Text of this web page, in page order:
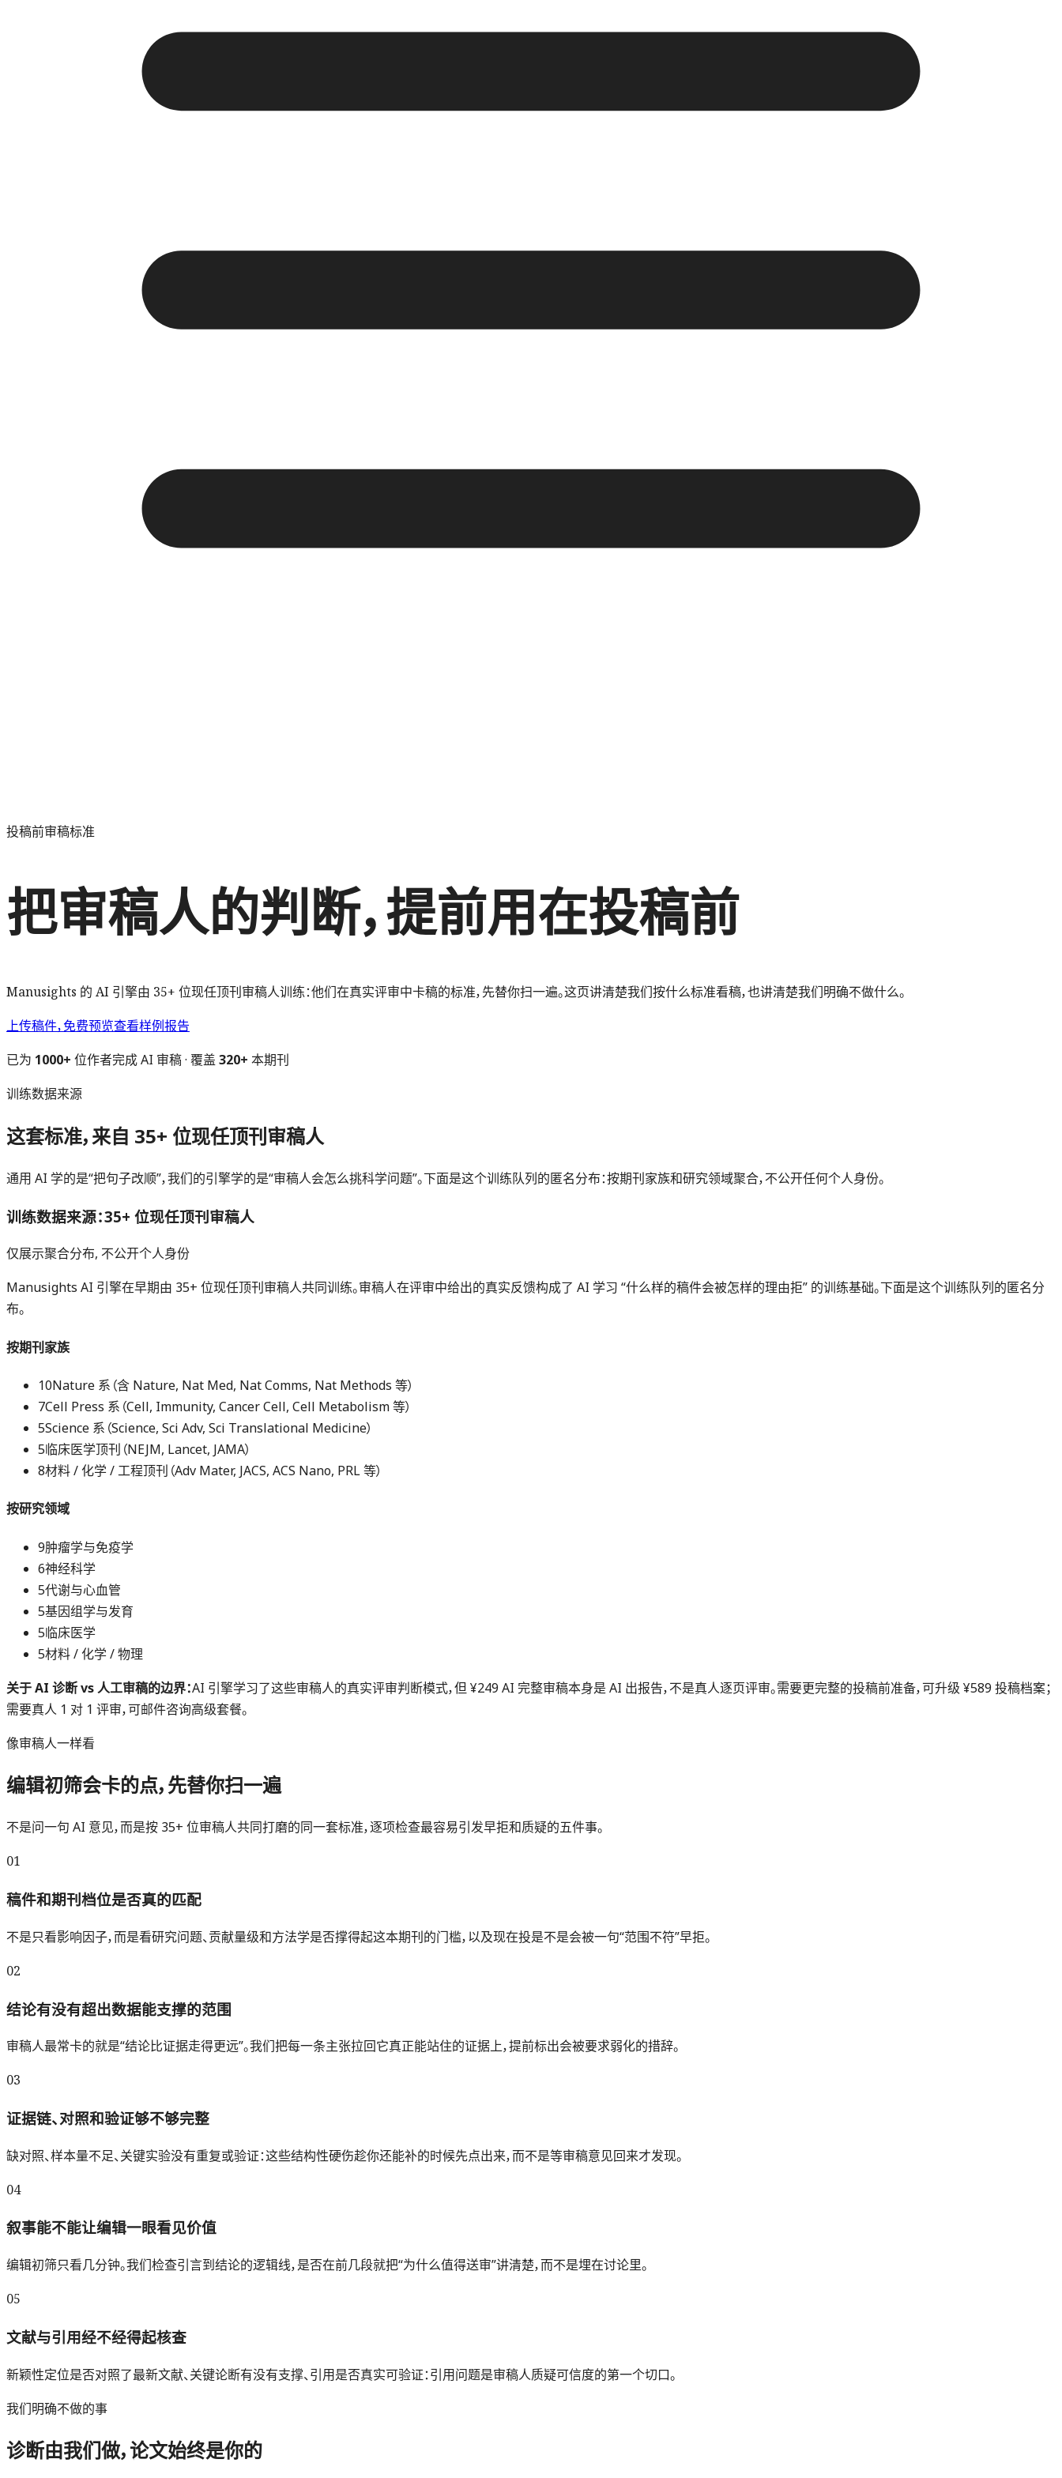
投稿前审稿标准
把审稿人的判断，提前用在投稿前
Manusights 的 AI 引擎由 35+ 位现任顶刊审稿人训练：他们在真实评审中卡稿的标准，先替你扫一遍。这页讲清楚我们按什么标准看稿，也讲清楚我们明确不做什么。
上传稿件，免费预览查看样例报告
已为 1000+ 位作者完成 AI 审稿 · 覆盖 320+ 本期刊
训练数据来源
这套标准，来自 35+ 位现任顶刊审稿人
通用 AI 学的是“把句子改顺”，我们的引擎学的是“审稿人会怎么挑科学问题”。下面是这个训练队列的匿名分布：按期刊家族和研究领域聚合，不公开任何个人身份。
训练数据来源：35+ 位现任顶刊审稿人
仅展示聚合分布, 不公开个人身份
Manusights AI 引擎在早期由 35+ 位现任顶刊审稿人共同训练。审稿人在评审中给出的真实反馈构成了 AI 学习 “什么样的稿件会被怎样的理由拒” 的训练基础。下面是这个训练队列的匿名分
布。
按期刊家族
10Nature 系（含 Nature, Nat Med, Nat Comms, Nat Methods 等）
7Cell Press 系（Cell, Immunity, Cancer Cell, Cell Metabolism 等）
5Science 系（Science, Sci Adv, Sci Translational Medicine）
5临床医学顶刊（NEJM, Lancet, JAMA）
8材料 / 化学 / 工程顶刊（Adv Mater, JACS, ACS Nano, PRL 等）
按研究领域
9肿瘤学与免疫学
6神经科学
5代谢与心血管
5基因组学与发育
5临床医学
5材料 / 化学 / 物理
关于 AI 诊断 vs 人工审稿的边界：AI 引擎学习了这些审稿人的真实评审判断模式，但 ¥249 AI 完整审稿本身是 AI 出报告，不是真人逐页评审。需要更完整的投稿前准备，可升级 ¥589 投稿档案；
需要真人 1 对 1 评审，可邮件咨询高级套餐。
像审稿人一样看
编辑初筛会卡的点，先替你扫一遍
不是问一句 AI 意见，而是按 35+ 位审稿人共同打磨的同一套标准，逐项检查最容易引发早拒和质疑的五件事。
01
稿件和期刊档位是否真的匹配
不是只看影响因子，而是看研究问题、贡献量级和方法学是否撑得起这本期刊的门槛，以及现在投是不是会被一句“范围不符”早拒。
02
结论有没有超出数据能支撑的范围
审稿人最常卡的就是“结论比证据走得更远”。我们把每一条主张拉回它真正能站住的证据上，提前标出会被要求弱化的措辞。
03
证据链、对照和验证够不够完整
缺对照、样本量不足、关键实验没有重复或验证：这些结构性硬伤趁你还能补的时候先点出来，而不是等审稿意见回来才发现。
04
叙事能不能让编辑一眼看见价值
编辑初筛只看几分钟。我们检查引言到结论的逻辑线，是否在前几段就把“为什么值得送审”讲清楚，而不是埋在讨论里。
05
文献与引用经不经得起核查
新颖性定位是否对照了最新文献、关键论断有没有支撑、引用是否真实可验证：引用问题是审稿人质疑可信度的第一个切口。
我们明确不做的事
诊断由我们做，论文始终是你的